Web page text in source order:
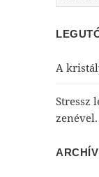
A
Stressz
zenével.